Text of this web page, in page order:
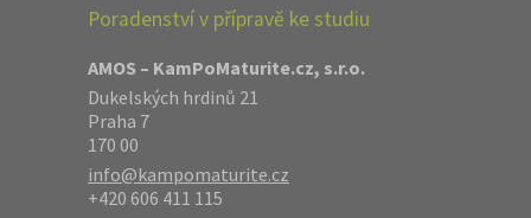
Poradenství v přípravě ke studiu
AMOS – KamPoMaturite.cz, s.r.o.
Dukelských hrdinů 21
Praha 7
170 00
info@kampomaturite.cz
+420 606 411 115